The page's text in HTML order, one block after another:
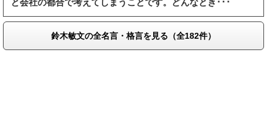
鈴木敏文の全名言・格言を見る（全182件）